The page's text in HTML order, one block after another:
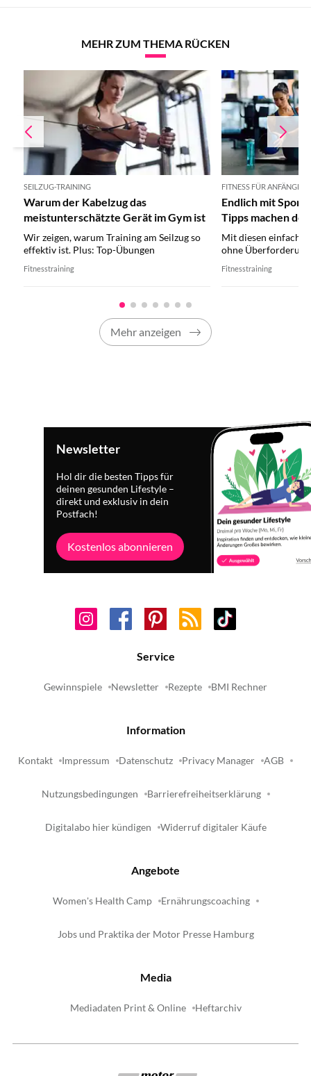
MEHR ZUM THEMA RÜCKEN
SEILZUG-TRAINING
Warum der Kabelzug das
meistunterschätzte Gerät im Gym ist
Wir zeigen, warum Training am Seilzug so
effektiv ist. Plus: Top-Übungen
Fitnesstraining
FITNESS FÜR
Endlich mit Sport
Tipps machen
leichter
Mit diesen
ohne
Fitnesstraining
Mehr anzeigen
Newsletter
Hol dir die besten Tipps für
deinen gesunden Lifestyle –
direkt und exklusiv in dein
Postfach!
Kostenlos abonnieren
Service
Gewinnspiele Newsletter Rezepte BMI Rechner
Information
Kontakt Impressum Datenschutz Privacy Manager AGB
Nutzungsbedingungen Barrierefreiheitserklärung
Digitalabo hier kündigen Widerruf digitaler Käufe
Angebote
Women's Health Camp Ernährungscoaching
Jobs und Praktika der Motor Presse Hamburg
Media
Mediadaten Print & Online Heftarchiv